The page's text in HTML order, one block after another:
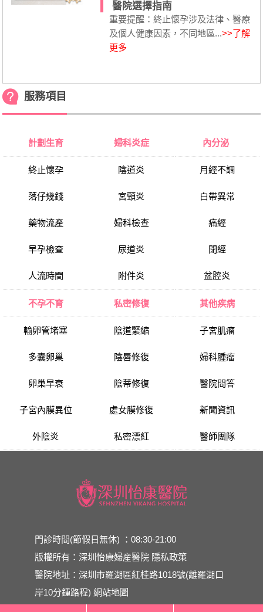
醫院選擇指南
重要提醒：終止懷孕涉及法律、醫療
及個人健康因素，不同地區...>>了解
更多
服務項目
計劃生育
終止懷孕
落仔幾錢
藥物流產
早孕檢查
人流時間
婦科炎症
陰道炎
宮頸炎
婦科檢查
尿道炎
附件炎
內分泌
月經不調
白帶異常
痛經
閉經
盆腔炎
不孕不育
輸卵管堵塞
多囊卵巢
卵巢早衰
子宮內膜異位
外陰炎
私密修復
陰道緊縮
陰唇修復
陰蒂修復
處女膜修復
私密漂紅
其他疾病
子宮肌瘤
婦科腫瘤
醫院問答
新聞資訊
醫師團隊
門診時間(節假日無休) ：08:30-21:00
版權所有：深圳怡康婦産醫院 隱私政策
醫院地址：深圳市羅湖區紅桂路1018號(離羅湖口
岸10分鍾路程)網站地圖